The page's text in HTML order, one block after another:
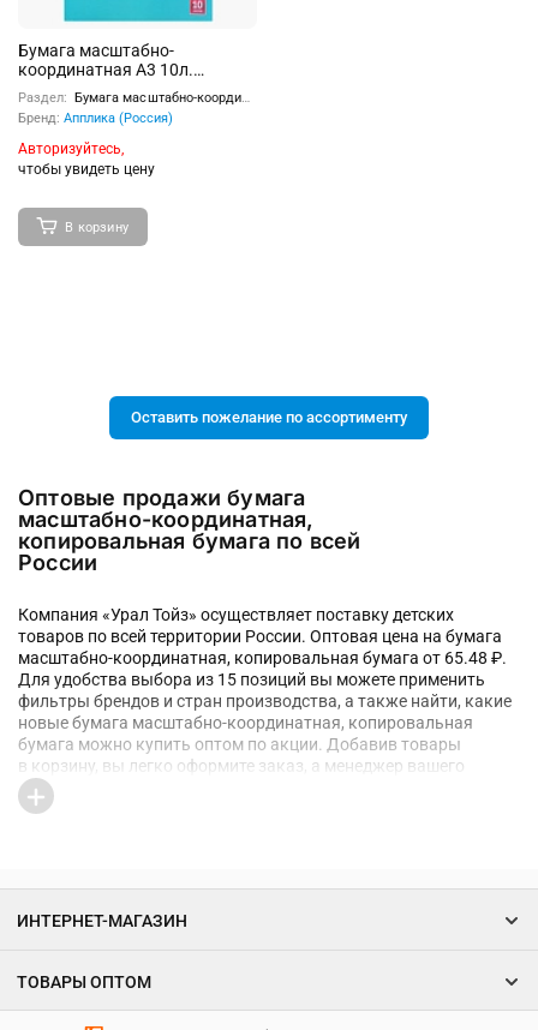
Бумага масштабно-
координатная А3 10л.
"Фрукты. Ягоды"
Раздел: Бумага масштабно-координатная, копировальная бумага
Бренд: Апплика (Россия)
Авторизуйтесь,
чтобы увидеть цену
В корзину
Оставить пожелание по ассортименту
Оптовые продажи бумага
масштабно-координатная,
копировальная бумага по всей
России
Компания «Урал Тойз» осуществляет поставку детских
товаров по всей территории России. Оптовая цена на бумага
масштабно-координатная, копировальная бумага от 65.48 ₽.
Для удобства выбора из 15 позиций вы можете применить
фильтры брендов и стран производства, а также найти, какие
новые бумага масштабно-координатная, копировальная
бумага можно купить оптом по акции. Добавив товары
в корзину, вы легко оформите заказ, а менеджер вашего
региона быстро ответит на возникшие вопросы
ИНТЕРНЕТ-МАГАЗИН
ТОВАРЫ ОПТОМ